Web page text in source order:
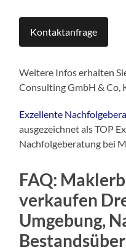
Kontaktanfrage
Weitere Infos erhalten
Consulting GmbH & Co,
Exzellente
ausgezeichnet als TOP
Nachfolgeberatung bei
FAQ:
verkaufen
Umgebung,